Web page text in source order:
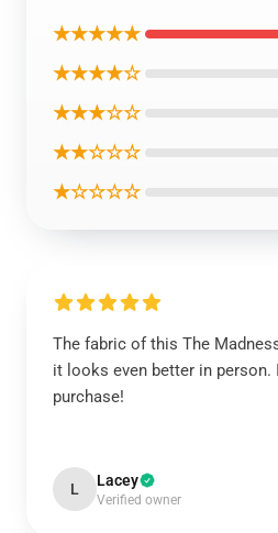
★★★★★
★★★★☆
★★★☆☆
★★☆☆☆
★☆☆☆☆
The fabric of this The
it looks even better in person.
purchase!
L Lacey
Verified owner